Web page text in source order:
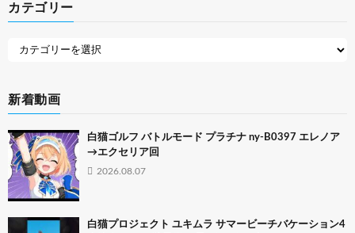
カテゴリー
新着動画
白猫ゴルフ バトルモード プラチナ ny-B0397 エレノア
→エクセリア回
2026.08.07
白猫プロジェクト ユキムラ サマービーチバケーション4